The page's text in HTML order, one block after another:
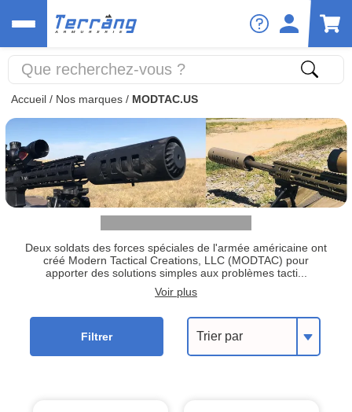
Accueil / Nos marques / MODTAC.US
Deux soldats des forces spéciales de l'armée américaine ont
créé Modern Tactical Creations, LLC (MODTAC) pour
apporter des solutions simples aux problèmes tacti...
Voir plus
Trier par
Filtrer